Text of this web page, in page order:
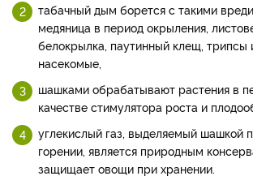
табачный дым борется с такими
медяница в период окрыления,
белокрылка, паутинный клещ, трипсы
насекомые,
шашками обрабатывают растения в
качестве стимулятора роста и
углекислый газ, выделяемый шашкой
горении, является природным
защищает овощи при хранении.